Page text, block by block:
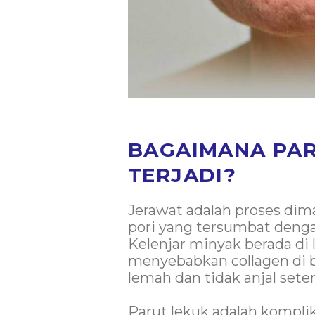
BAGAIMANA
TERJADI?
Jerawat adalah proses
pori yang tersumbat
Kelenjar minyak berada di
menyebabkan collagen
lemah dan tidak anjal
Parut lekuk adalah